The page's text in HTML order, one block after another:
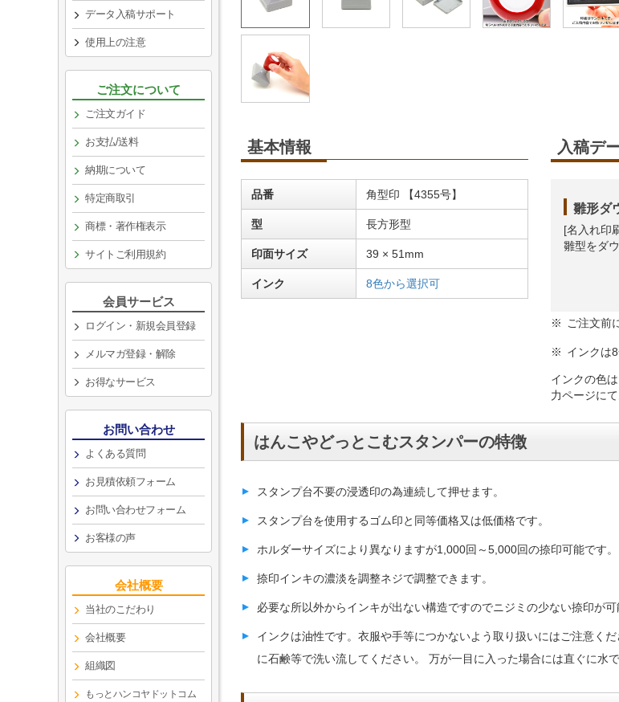
基本情報
品番 角型印 【4355号】
型 長方形型
印面サイズ 39 × 51mm
インク 8色から選択可
入稿デ
雛形ダ
[名入れ印
雛型をダ
ご注文前
インクは
インクの色
力ページに
はんこやどっとこむスタンパーの特徴
スタンプ台不要の浸透印の為連続して押せます。
スタンプ台を使用するゴム印と同等価格又は低価格です。
ホルダーサイズにより異なりますが1,000回～5,000回の捺印可能です。
捺印インキの濃淡を調整ネジで調整できます。
必要な所以外からインキが出ない構造ですのでニジミの少ない捺印が可
インクは油性です。衣服や手等につかないよう取り扱いにはご注意く
に石鹸等で洗い流してください。 万が一目に入った場合には直ぐに水
データ入稿サポート
使用上の注意
ご注文について
ご注文ガイド
お支払/送料
納期について
特定商取引
商標・著作権表示
サイトご利用規約
会員サービス
ログイン・新規会員登録
メルマガ登録・解除
お得なサービス
お問い合わせ
よくある質問
お見積依頼フォーム
お問い合わせフォーム
お客様の声
会社概要
当社のこだわり
会社概要
組織図
もっとハンコヤドットコム